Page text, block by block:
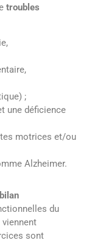
troubles
;
une déficience
motrices et/ou
Alzheimer.
bilan
du
sont